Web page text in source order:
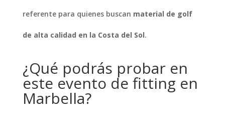
referente para quienes buscan material de golf
de alta calidad en la Costa del Sol.
¿Qué podrás probar en
este evento de fitting en
Marbella?